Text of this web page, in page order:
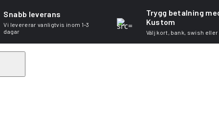
Snabb leverans
Vi levererar vanligtvis inom 1–3
dagar
Trygg betalning
Kustom
Välj kort, bank, swish